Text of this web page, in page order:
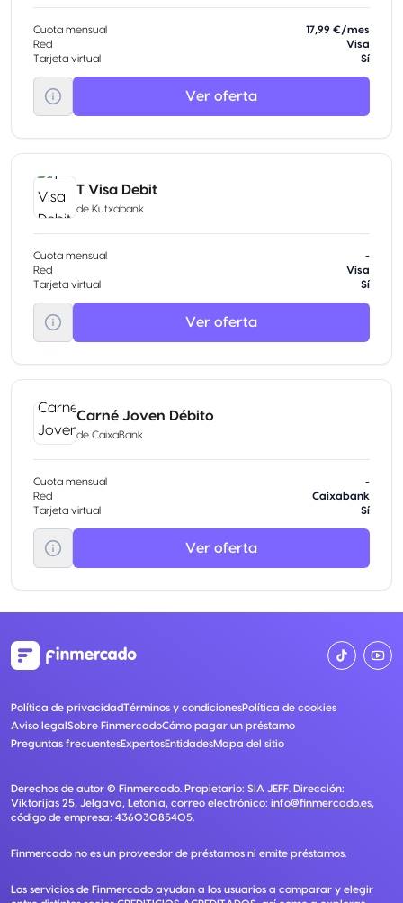
Cuota mensual
17,99 €/mes
Red
Visa
Tarjeta virtual
Sí
Ver oferta
T Visa Debit
de Kutxabank
Cuota mensual
-
Red
Visa
Tarjeta virtual
Sí
Ver oferta
Carné Joven Débito
de CaixaBank
Cuota mensual
-
Red
Caixabank
Tarjeta virtual
Sí
Ver oferta
Política de privacidadTérminos y condicionesPolítica de cookies
Aviso legalSobre FinmercadoCómo pagar un préstamo
Preguntas frecuentesExpertosEntidadesMapa del sitio
Derechos de autor © Finmercado. Propietario: SIA JEFF. Dirección:
Viktorijas 25, Jelgava, Letonia, correo electrónico: info@finmercado.es,
código de empresa: 43603085405.
Finmercado no es un proveedor de préstamos ni emite préstamos.
Los servicios de Finmercado ayudan a los usuarios a comparar y elegir